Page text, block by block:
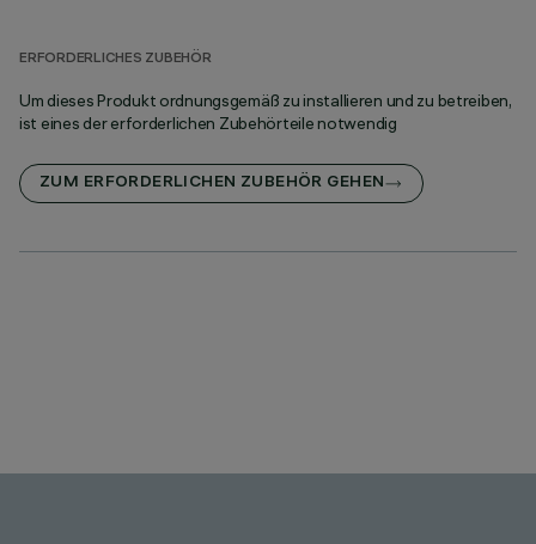
ERFORDERLICHES ZUBEHÖR
Um dieses Produkt ordnungsgemäß zu installieren und zu betreiben,
ist eines der erforderlichen Zubehörteile notwendig
ZUM ERFORDERLICHEN ZUBEHÖR GEHEN